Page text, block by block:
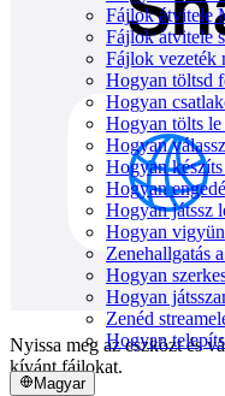
Fájlok átvitele
Fájlok átvitele
Fájlok vezeték
Hogyan töltsd
Hogyan
Hogyan tölts le
Hogyan
Hogyan
Hogyan
Hogyan játssz
Hogyan
Zenehallgatás
Hogyan
Hogyan
Zenéd
Hogyan
Magyar
Nyissa meg az eszközt és
kívánt fájlokat.